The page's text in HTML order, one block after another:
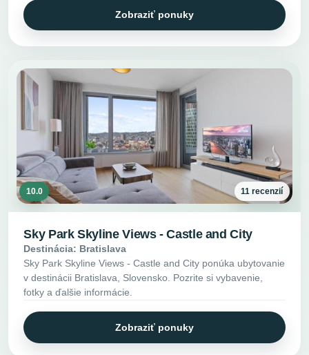
Zobraziť ponuky
10.0 11 recenzií
Sky Park Skyline Views - Castle and City
Destinácia: Bratislava
Sky Park Skyline Views - Castle and City ponúka ubytovanie
v destinácii Bratislava, Slovensko. Pozrite si vybavenie,
fotky a ďalšie informácie.
Zobraziť ponuky